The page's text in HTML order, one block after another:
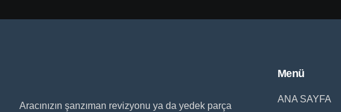
Aracınızın şanzıman revizyonu ya da yedek parça
Menü
ANA SAYFA